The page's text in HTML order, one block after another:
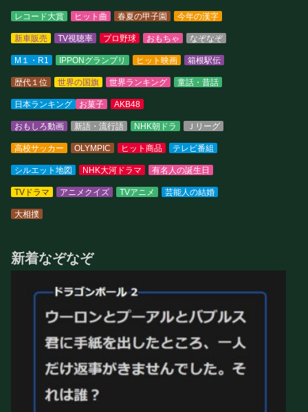
レコード大賞 ヒット曲 春夏の甲子園 今年の漢字
新車販売 TV視聴率 プロ野球 おもちゃ なぞなぞ
M１・R1 IPPONグランプリ ヒット映画 箱根駅伝
歴代１位 世界の国旗 世界ランキング 童話・昔話
日本ランキング お菓子 AKB48
おもしろ動画 新語・流行語 NHK朝ドラ Ｊリーグ
高校サッカー OLYMPIC ヒット商品 テレビ番組
シルエット地図 NHK大河ドラマ 有名人の誕生日
TVドラマ アニメクイズ TVアニメ 芸能人の結婚
大相撲
新着なぞなぞ